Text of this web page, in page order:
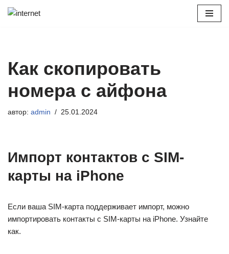
Как скопировать
номера с айфона
автор: admin 25.01.2024
Импорт контактов с SIM-
карты на iPhone
Если ваша SIM-карта поддерживает импорт, можно
импортировать контакты с SIM-карты на iPhone. Узнайте
как.